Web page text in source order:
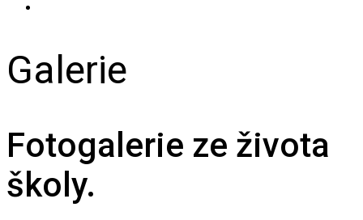
Galerie
Fotogalerie ze života
školy.